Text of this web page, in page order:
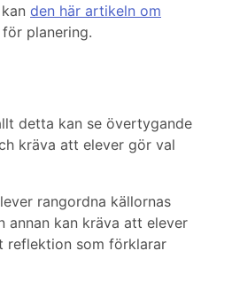
den här artikeln om
planering.
detta kan se övertygande
kräva att elever gör val
rangordna källornas
annan kan kräva att elever
reflektion som förklarar